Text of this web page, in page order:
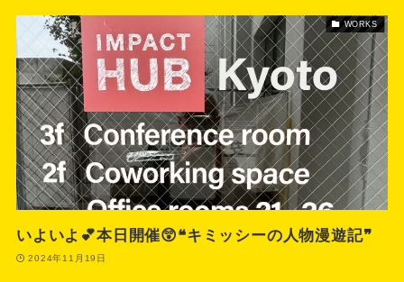
WORKS
いよいよ💕本日開催😲❝キミッシーの人物漫遊記❞
2024年11月19日